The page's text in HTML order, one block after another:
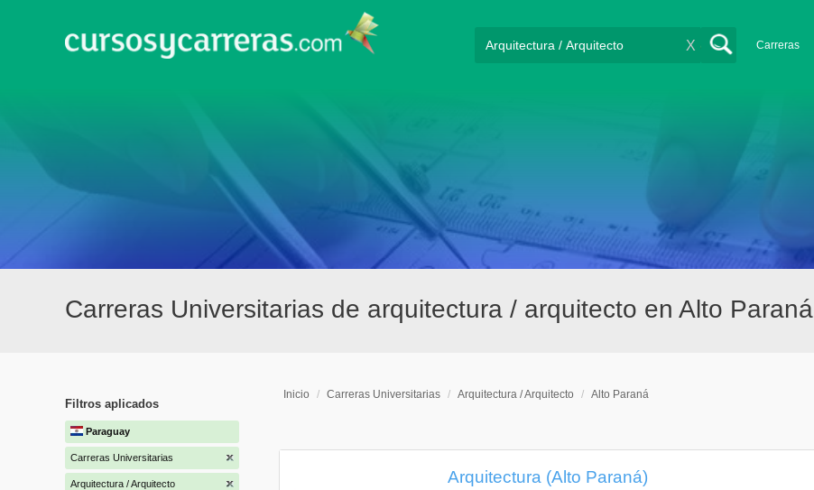
Carreras
X
Carreras Universitarias de arquitectura / arquitecto en Alto Paraná
Filtros aplicados
Paraguay
Carreras Universitarias
Arquitectura / Arquitecto
Inicio / Carreras Universitarias / Arquitectura / Arquitecto / Alto Paraná
Arquitectura (Alto Paraná)